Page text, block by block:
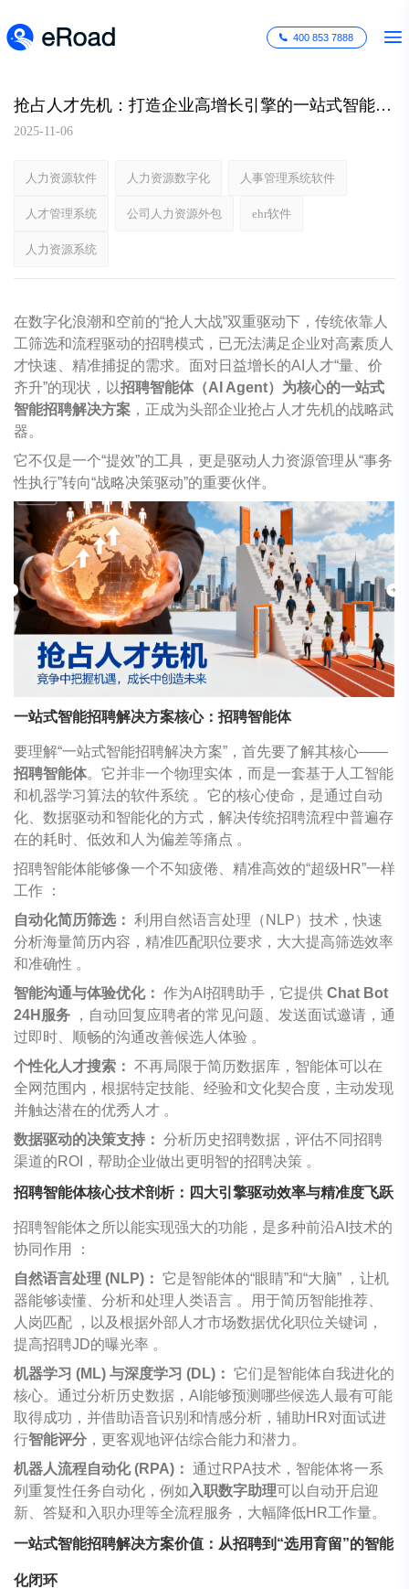
400 853 7888
抢占人才先机：打造企业高增长引擎的一站式智能招聘解决方案
2025-11-06
人力资源软件 人力资源数字化 人事管理系统软件
人才管理系统 公司人力资源外包 ehr软件
人力资源系统
在数字化浪潮和空前的“抢人大战”双重驱动下，传统依靠人
工筛选和流程驱动的招聘模式，已无法满足企业对高素质人
才快速、精准捕捉的需求。面对日益增长的AI人才“量、价
齐升”的现状，以招聘智能体（AI Agent）为核心的一站式
智能招聘解决方案 ，正成为头部企业抢占人才先机的战略武
器。
它不仅是一个“提效”的工具，更是驱动人力资源管理从“事务
性执行”转向“战略决策驱动”的重要伙伴。
一站式智能招聘解决方案核心：招聘智能体
要理解“一站式智能招聘解决方案”，首先要了解其核心——
招聘智能体。它并非一个物理实体，而是一套基于人工智能
和机器学习算法的软件系统 。它的核心使命，是通过自动
化、数据驱动和智能化的方式，解决传统招聘流程中普遍存
在的耗时、低效和人为偏差等痛点 。
招聘智能体能够像一个不知疲倦、精准高效的“超级HR”一样
工作 ：
自动化简历筛选： 利用自然语言处理（NLP）技术，快速
分析海量简历内容，精准匹配职位要求，大大提高筛选效率
和准确性 。
智能沟通与体验优化： 作为AI招聘助手，它提供 Chat Bot
24H服务 ，自动回复应聘者的常见问题、发送面试邀请，通
过即时、顺畅的沟通改善候选人体验 。
个性化人才搜索： 不再局限于简历数据库，智能体可以在
全网范围内，根据特定技能、经验和文化契合度，主动发现
并触达潜在的优秀人才 。
数据驱动的决策支持： 分析历史招聘数据，评估不同招聘
渠道的ROI，帮助企业做出更明智的招聘决策 。
招聘智能体核心技术剖析：四大引擎驱动效率与精准度飞跃
招聘智能体之所以能实现强大的功能，是多种前沿AI技术的
协同作用 ：
自然语言处理 (NLP)： 它是智能体的“眼睛”和“大脑” ，让机
器能够读懂、分析和处理人类语言 。用于简历智能推荐、
人岗匹配 ，以及根据外部人才市场数据优化职位关键词，
提高招聘JD的曝光率 。
机器学习 (ML) 与深度学习 (DL)： 它们是智能体自我进化的
核心。通过分析历史数据，AI能够预测哪些候选人最有可能
取得成功，并借助语音识别和情感分析，辅助HR对面试进
行智能评分 ，更客观地评估综合能力和潜力。
机器人流程自动化 (RPA)： 通过RPA技术，智能体将一系
列重复性任务自动化，例如 入职数字助理可以自动开启迎
新、答疑和入职办理等全流程服务，大幅降低HR工作量。
一站式智能招聘解决方案价值：从招聘到“选用育留”的智能
化闭环